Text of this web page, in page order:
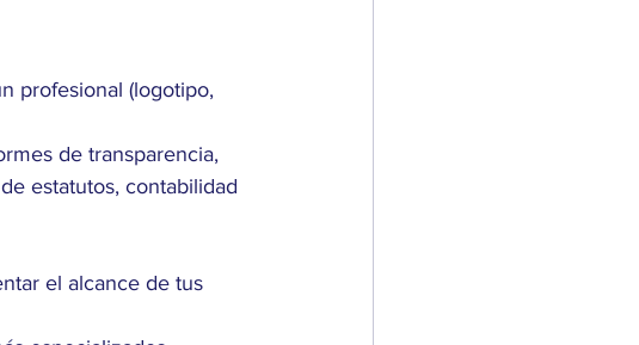
profesional (logotipo,
de transparencia,
estatutos, contabilidad
el alcance de tus